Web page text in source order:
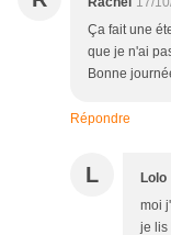
Ça fait une
que je n'ai
Bonne
Répondre
L Lolo
moi
je lis